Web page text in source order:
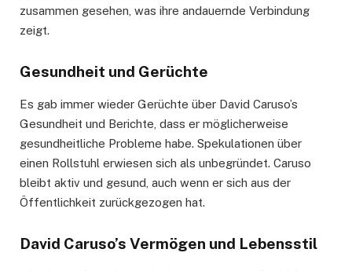
zusammen gesehen, was ihre andauernde Verbindung
zeigt.
Gesundheit und Gerüchte
Es gab immer wieder Gerüchte über David Caruso’s
Gesundheit und Berichte, dass er möglicherweise
gesundheitliche Probleme habe. Spekulationen über
einen Rollstuhl erwiesen sich als unbegründet. Caruso
bleibt aktiv und gesund, auch wenn er sich aus der
Öffentlichkeit zurückgezogen hat.
David Caruso’s Vermögen und Lebensstil